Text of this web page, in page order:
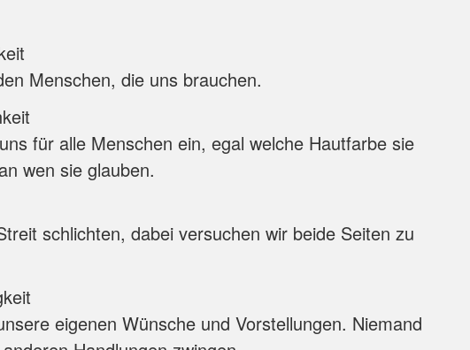
Menschen, die uns brauchen.
für alle Menschen ein, egal welche Hautfarbe sie
wen sie glauben.
schlichten, dabei versuchen wir beide Seiten zu
eigenen Wünsche und Vorstellungen. Niemand